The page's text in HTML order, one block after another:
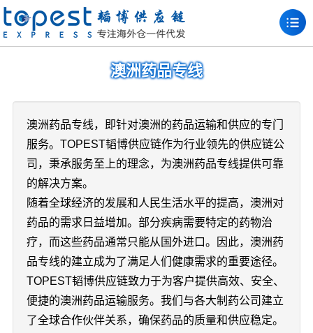
澳洲药品专线
澳洲药品专线，即针对澳洲的药品运输和供应的专门
服务。TOPEST韬博供应链作为行业领先的供应链公
司，秉承服务至上的理念，为澳洲药品专线提供可靠
的解决方案。
随着全球经济的发展和人民生活水平的提高，澳洲对
药品的需求日益增加。部分疾病需要特定的药物治
疗，而这些药品通常只能从国外进口。因此，澳洲药
品专线的建立成为了满足人们健康需求的重要途径。
TOPEST韬博供应链致力于为客户提供高效、安全、
便捷的澳洲药品运输服务。我们与各大制药公司建立
了全球合作伙伴关系，确保药品的质量和供应稳定。